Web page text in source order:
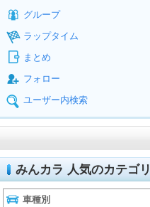
グループ
ラップタイム
まとめ
フォロー
ユーザー内検索
みんカラ 人気のカテゴリ
車種別